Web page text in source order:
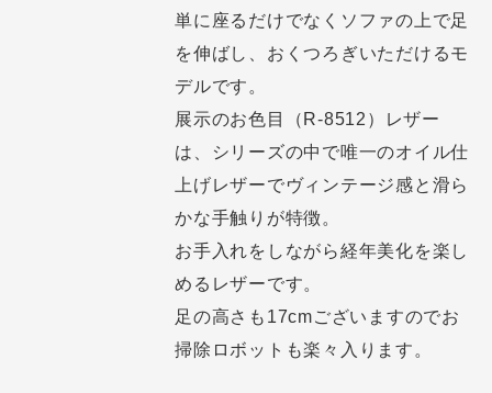
単に座るだけでなくソファの上で足
を伸ばし、おくつろぎいただけるモ
デルです。
展示のお色目（R-8512）レザー
は、シリーズの中で唯一のオイル仕
上げレザーでヴィンテージ感と滑ら
かな手触りが特徴。
お手入れをしながら経年美化を楽し
めるレザーです。
足の高さも17cmございますのでお
掃除ロボットも楽々入ります。